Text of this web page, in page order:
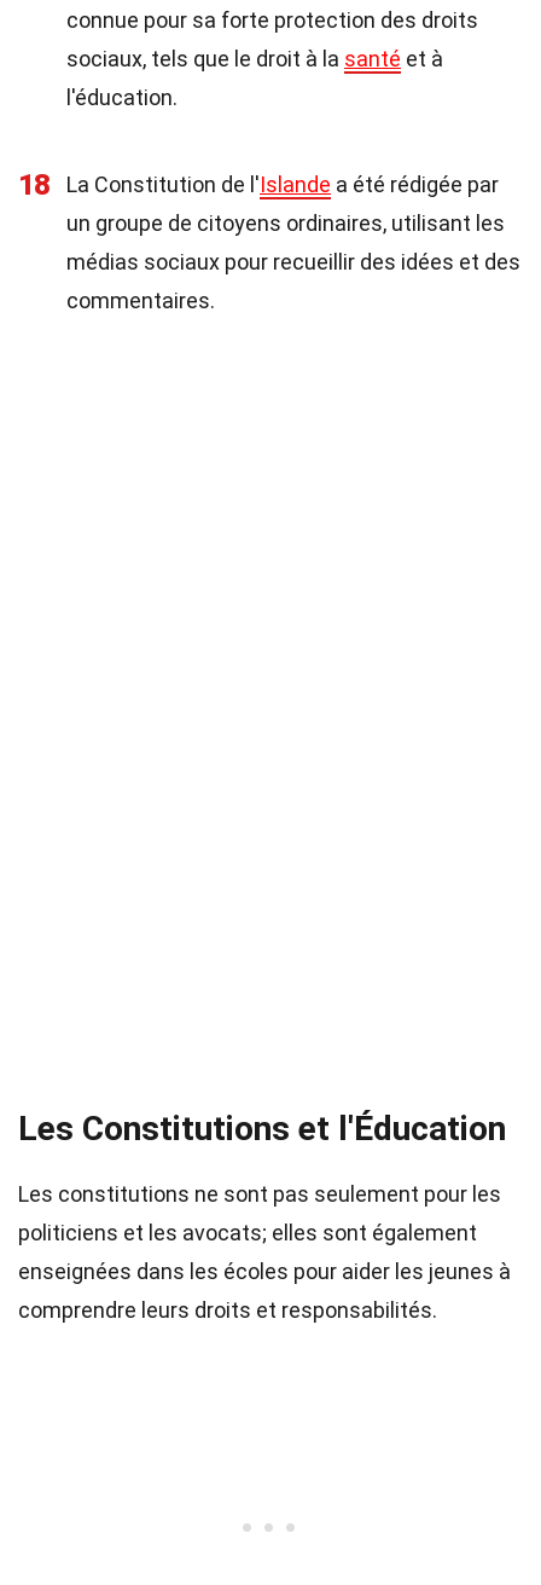
connue pour sa forte protection des droits
sociaux, tels que le droit à la santé et à
l'éducation.
18 La Constitution de l'Islande a été rédigée par
un groupe de citoyens ordinaires, utilisant les
médias sociaux pour recueillir des idées et des
commentaires.
Les Constitutions et l'Éducation
Les constitutions ne sont pas seulement pour les
politiciens et les avocats; elles sont également
enseignées dans les écoles pour aider les jeunes à
comprendre leurs droits et responsabilités.